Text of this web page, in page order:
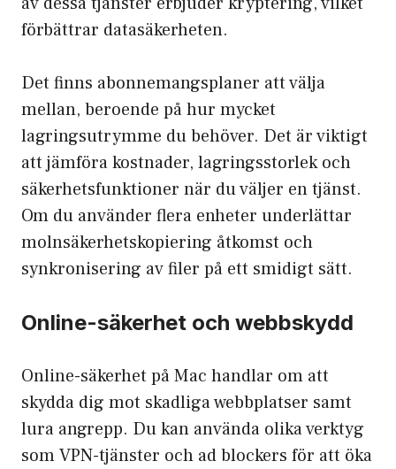
förbättrar datasäkerheten.
Det finns abonnemangsplaner att välja
mellan, beroende på hur mycket
lagringsutrymme du behöver. Det är viktigt
att jämföra kostnader, lagringsstorlek och
säkerhetsfunktioner när du väljer en tjänst.
Om du använder flera enheter underlättar
molnsäkerhetskopiering åtkomst och
synkronisering av filer på ett smidigt sätt.
Online-säkerhet och webbskydd
Online-säkerhet på Mac handlar om att
skydda dig mot skadliga webbplatser samt
lura angrepp. Du kan använda olika verktyg
somVPN-tjänster och ad blockers för att öka